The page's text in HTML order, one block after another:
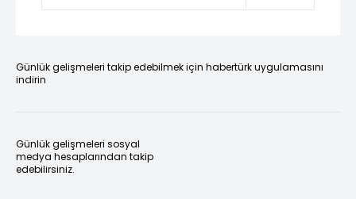
Günlük gelişmeleri takip edebilmek için habertürk uygulamasını
indirin
Günlük gelişmeleri sosyal
medya hesaplarından takip
edebilirsiniz.